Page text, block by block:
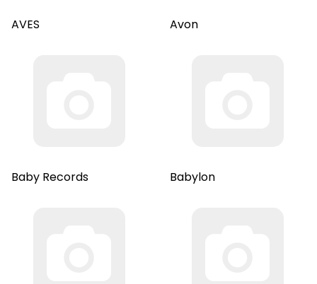
AVES Avon
Baby Records Babylon